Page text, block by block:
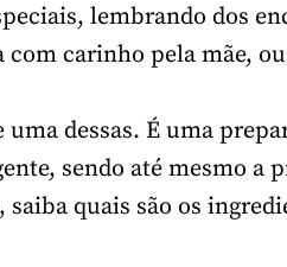
lembrando dos
carinho pela mãe, ou
dessas. É uma
sendo até mesmo a
quais são os